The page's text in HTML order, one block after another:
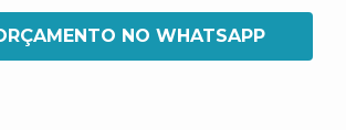
NO WHATSAPP